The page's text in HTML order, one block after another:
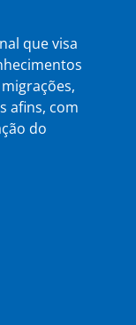
que visa
afins, com
do